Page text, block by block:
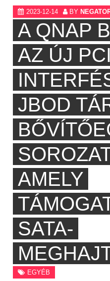
2023-12-14 BY
A QNAP
AZ ÚJ
JBOD
AMELY
SATA-
EGYÉB